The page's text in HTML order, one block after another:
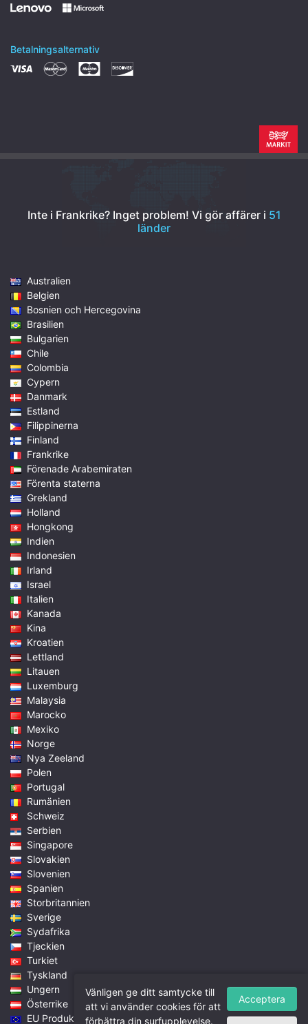
Betalningsalternativ
Inte i Frankrike? Inget problem! Vi gör affärer i 51
länder
Australien
Belgien
Bosnien och Hercegovina
Brasilien
Bulgarien
Chile
Colombia
Cypern
Danmark
Estland
Filippinerna
Finland
Frankrike
Förenade Arabemiraten
Förenta staterna
Grekland
Holland
Hongkong
Indien
Indonesien
Irland
Israel
Italien
Kanada
Kina
Kroatien
Lettland
Litauen
Luxemburg
Malaysia
Marocko
Mexiko
Norge
Nya Zeeland
Polen
Portugal
Rumänien
Schweiz
Serbien
Singapore
Slovakien
Slovenien
Spanien
Storbritannien
Sverige
Sydafrika
Tjeckien
Turkiet
Tyskland
Ungern
Österrike
EU Produkt & Priser
Vänligen ge ditt samtycke till
att vi använder cookies för att
förbättra din surfupplevelse.
Acceptera